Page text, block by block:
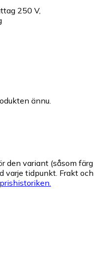
250 V,
ännu.
den variant (såsom färg
varje tidpunkt. Frakt och